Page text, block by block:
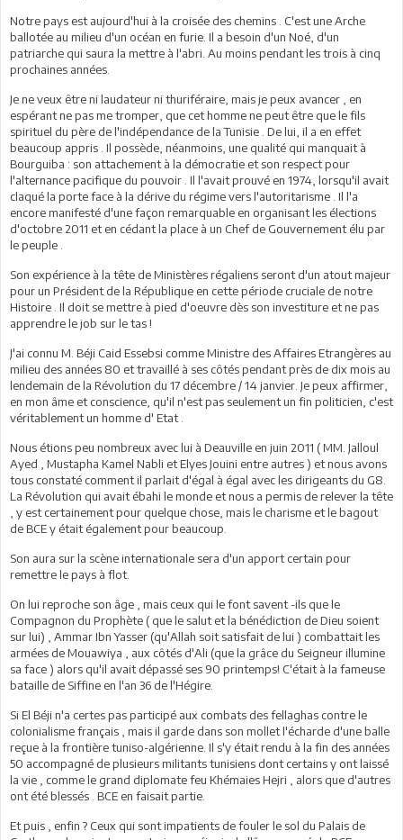
Notre pays est aujourd'hui à la croisée des chemins . C'est une Arche
ballotée au milieu d'un océan en furie. Il a besoin d'un Noé, d'un
patriarche qui saura la mettre à l'abri. Au moins pendant les trois à cinq
prochaines années.
Je ne veux être ni laudateur ni thuriféraire, mais je peux avancer , en
espérant ne pas me tromper, que cet homme ne peut être que le fils
spirituel du père de l'indépendance de la Tunisie . De lui, il a en effet
beaucoup appris . Il possède, néanmoins, une qualité qui manquait à
Bourguiba : son attachement à la démocratie et son respect pour
l'alternance pacifique du pouvoir . Il l'avait prouvé en 1974, lorsqu'il avait
claqué la porte face à la dérive du régime vers l'autoritarisme . Il l'a
encore manifesté d'une façon remarquable en organisant les élections
d'octobre 2011 et en cédant la place à un Chef de Gouvernement élu par
le peuple .
Son expérience à la tête de Ministères régaliens seront d'un atout majeur
pour un Président de la République en cette période cruciale de notre
Histoire . Il doit se mettre à pied d'oeuvre dès son investiture et ne pas
apprendre le job sur le tas !
J'ai connu M. Béji Caid Essebsi comme Ministre des Affaires Etrangères au
milieu des années 80 et travaillé à ses côtés pendant près de dix mois au
lendemain de la Révolution du 17 décembre / 14 janvier. Je peux affirmer,
en mon âme et conscience, qu'il n'est pas seulement un fin politicien, c'est
véritablement un homme d' Etat .
Nous étions peu nombreux avec lui à Deauville en juin 2011 ( MM. Jalloul
Ayed , Mustapha Kamel Nabli et Elyes Jouini entre autres ) et nous avons
tous constaté comment il parlait d'égal à égal avec les dirigeants du G8.
La Révolution qui avait ébahi le monde et nous a permis de relever la tête
, y est certainement pour quelque chose, mais le charisme et le bagout
de BCE y était également pour beaucoup.
Son aura sur la scène internationale sera d'un apport certain pour
remettre le pays à flot.
On lui reproche son âge , mais ceux qui le font savent -ils que le
Compagnon du Prophète ( que le salut et la bénédiction de Dieu soient
sur lui) , Ammar Ibn Yasser (qu'Allah soit satisfait de lui ) combattait les
armées de Mouawiya , aux côtés d'Ali (que la grâce du Seigneur illumine
sa face ) alors qu'il avait dépassé ses 90 printemps! C'était à la fameuse
bataille de Siffine en l'an 36 de l'Hégire.
Si El Béji n'a certes pas participé aux combats des fellaghas contre le
colonialisme français , mais il garde dans son mollet l'écharde d'une balle
reçue à la frontière tuniso-algérienne. Il s'y était rendu à la fin des années
50 accompagné de plusieurs militants tunisiens dont certains y ont laissé
la vie , comme le grand diplomate feu Khémaies Hejri , alors que d'autres
ont été blessés . BCE en faisait partie.
Et puis , enfin ? Ceux qui sont impatients de fouler le sol du Palais de